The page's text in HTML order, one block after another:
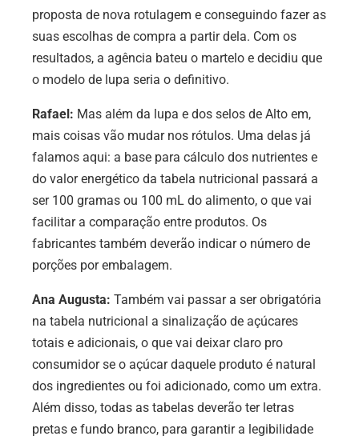
proposta de nova rotulagem e conseguindo fazer as
suas escolhas de compra a partir dela. Com os
resultados, a agência bateu o martelo e decidiu que
o modelo de lupa seria o definitivo.
Rafael: Mas além da lupa e dos selos de Alto em,
mais coisas vão mudar nos rótulos. Uma delas já
falamos aqui: a base para cálculo dos nutrientes e
do valor energético da tabela nutricional passará a
ser 100 gramas ou 100 mL do alimento, o que vai
facilitar a comparação entre produtos. Os
fabricantes também deverão indicar o número de
porções por embalagem.
Ana Augusta: Também vai passar a ser obrigatória
na tabela nutricional a sinalização de açúcares
totais e adicionais, o que vai deixar claro pro
consumidor se o açúcar daquele produto é natural
dos ingredientes ou foi adicionado, como um extra.
Além disso, todas as tabelas deverão ter letras
pretas e fundo branco, para garantir a legibilidade